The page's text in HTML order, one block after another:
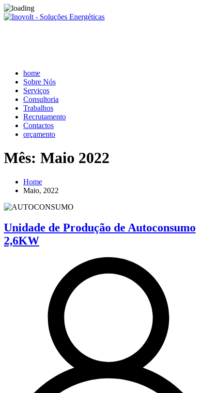
home
Sobre Nós
Serviços
Consultoria
Trabalhos
Recrutamento
Contactos
orçamento
Mês: Maio 2022
Home
Maio, 2022
Unidade de Produção de Autoconsumo
2,6KW